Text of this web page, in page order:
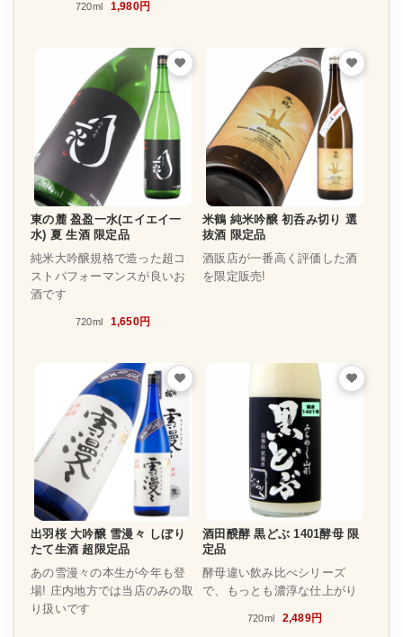
720ml 1,980円
東の麓 盈盈一水(エイエイ一
水) 夏 生酒 限定品
純米大吟醸規格で造った超コ
ストパフォーマンスが良いお
酒です
720ml 1,650円
米鶴 純米吟醸 初呑み切り 選
抜酒 限定品
酒販店が一番高く評価した酒
を限定販売!
出羽桜 大吟醸 雪漫々 しぼり
たて生酒 超限定品
あの雪漫々の本生が今年も登
場! 庄内地方では当店のみの取
り扱いです
酒田醗酵 黒どぶ 1401酵母 限
定品
酵母違い飲み比べシリーズ
で、もっとも濃淳な仕上がり
720ml 2,489円